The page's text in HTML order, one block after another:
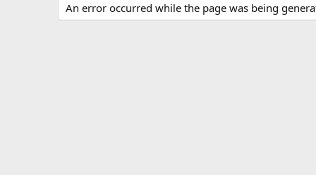
An error occurred while the page was being